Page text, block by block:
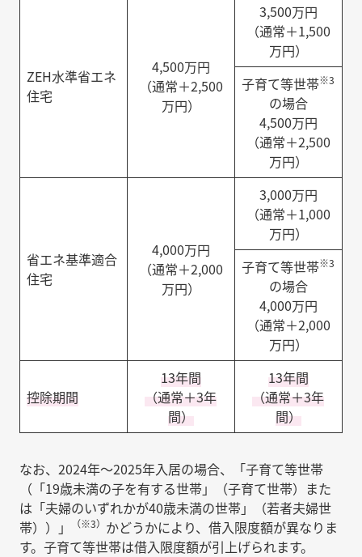
ZEH水準省エネ
住宅
4,500万円
（通常＋2,500
万円）
3,500万円
（通常＋1,500
万円）
子育て等世帯※3
の場合
4,500万円
（通常＋2,500
万円）
省エネ基準適合
住宅
4,000万円
（通常＋2,000
万円）
3,000万円
（通常＋1,000
万円）
子育て等世帯※3
の場合
4,000万円
（通常＋2,000
万円）
控除期間
13年間
（通常＋3年
間）
13年間
（通常＋3年
間）
なお、2024年〜2025年入居の場合、「子育て等世帯
（「19歳未満の子を有する世帯」（子育て世帯）また
は「夫婦のいずれかが40歳未満の世帯」（若者夫婦世
帯））」
（※3） かどうかにより、借入限度額が異なりま
す。子育て等世帯は借入限度額が引上げられます。